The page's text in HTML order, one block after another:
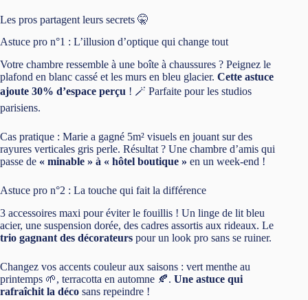
Les pros partagent leurs secrets 🤫
Astuce pro n°1 : L’illusion d’optique qui change tout
Votre chambre ressemble à une boîte à chaussures ? Peignez le
plafond en blanc cassé et les murs en bleu glacier. Cette astuce
ajoute 30% d’espace perçu ! 🪄 Parfaite pour les studios
parisiens.
Cas pratique : Marie a gagné 5m² visuels en jouant sur des
rayures verticales gris perle. Résultat ? Une chambre d’amis qui
passe de « minable » à « hôtel boutique » en un week-end !
Astuce pro n°2 : La touche qui fait la différence
3 accessoires maxi pour éviter le fouillis ! Un linge de lit bleu
acier, une suspension dorée, des cadres assortis aux rideaux. Le
trio gagnant des décorateurs pour un look pro sans se ruiner.
Changez vos accents couleur aux saisons : vert menthe au
printemps 🌱, terracotta en automne 🍂. Une astuce qui
rafraîchit la déco sans repeindre !